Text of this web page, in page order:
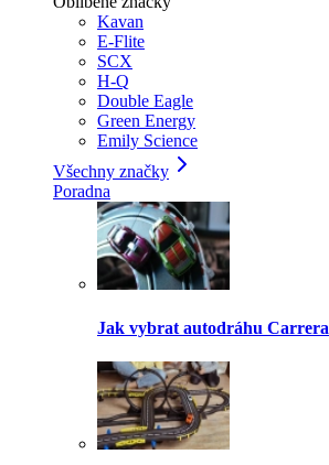
Kavan
E-Flite
SCX
H-Q
Double Eagle
Green Energy
Emily Science
Všechny značky
Poradna
Jak vybrat autodráhu Carrera